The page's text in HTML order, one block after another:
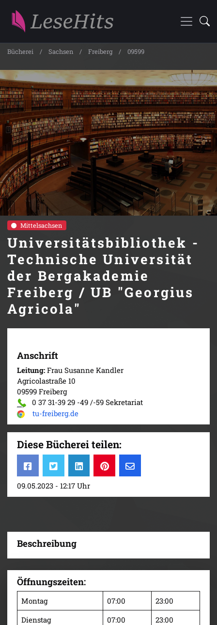
Bücherei Sachsen Freiberg 09599
Mittelsachsen
Universitätsbibliothek -
Technische Universität
der Bergakademie
Freiberg / UB "Georgius
Agricola"
Anschrift
Leitung: Frau Susanne Kandler
Agricolastraße 10
09599 Freiberg
0 37 31-39 29 -49 /-59 Sekretariat
tu-freiberg.de
Diese Bücherei teilen:
09.05.2023 - 12:17 Uhr
Beschreibung
Öffnungszeiten:
Montag 07:00
23:00
Dienstag
07:00
23:00